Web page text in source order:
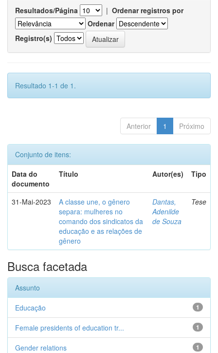
Resultados/Página | Ordenar registros por
Ordenar
Registro(s)
Resultado 1-1 de 1.
Anterior 1 Próximo
Conjunto de itens:
Data do
documento
Título Autor(es) Tipo
31-Mai-2023
A classe une, o gênero
separa: mulheres no
comando dos sindicatos da
educação e as relações de
gênero
Dantas,
Adenilde
de Souza
Tese
Busca facetada
Assunto
1
Educação
1
Female presidents of education tr...
1
Gender relations